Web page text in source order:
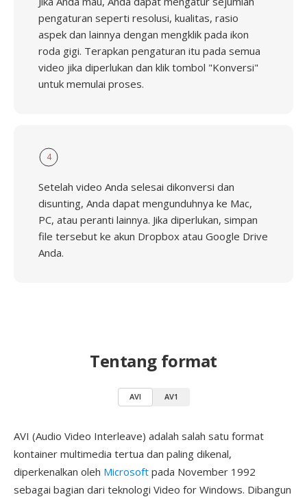
pengaturan seperti resolusi, kualitas, rasio
aspek dan lainnya dengan mengklik pada ikon
roda gigi. Terapkan pengaturan itu pada semua
video jika diperlukan dan klik tombol "Konversi"
untuk memulai proses.
4
Setelah video Anda selesai dikonversi dan
disunting, Anda dapat mengunduhnya ke Mac,
PC, atau peranti lainnya. Jika diperlukan, simpan
file tersebut ke akun Dropbox atau Google Drive
Anda.
Tentang format
AVI AV1
AVI (Audio Video Interleave) adalah salah satu format
kontainer multimedia tertua dan paling dikenal,
diperkenalkan oleh Microsoft pada November 1992
sebagai bagian dari teknologi Video for Windows. Dibangun